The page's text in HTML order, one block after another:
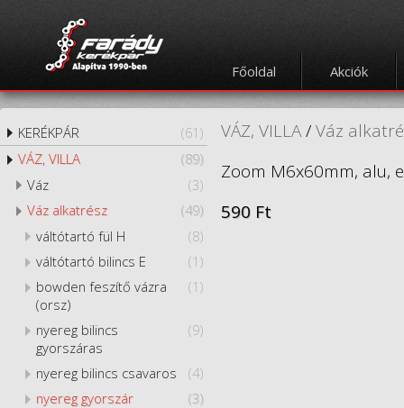
Főoldal Akciók
(61)
KERÉKPÁR
(89)
VÁZ, VILLA
(3)
Váz
(49)
Váz alkatrész
(8)
váltótartó fül H
(1)
váltótartó bilincs E
(1)
bowden feszítő vázra
(orsz)
(9)
nyereg bilincs
gyorszáras
(4)
nyereg bilincs csavaros
(3)
nyereg gyorszár
VÁZ, VILLA/Váz
Zoom M6x60mm, alu,
590 Ft